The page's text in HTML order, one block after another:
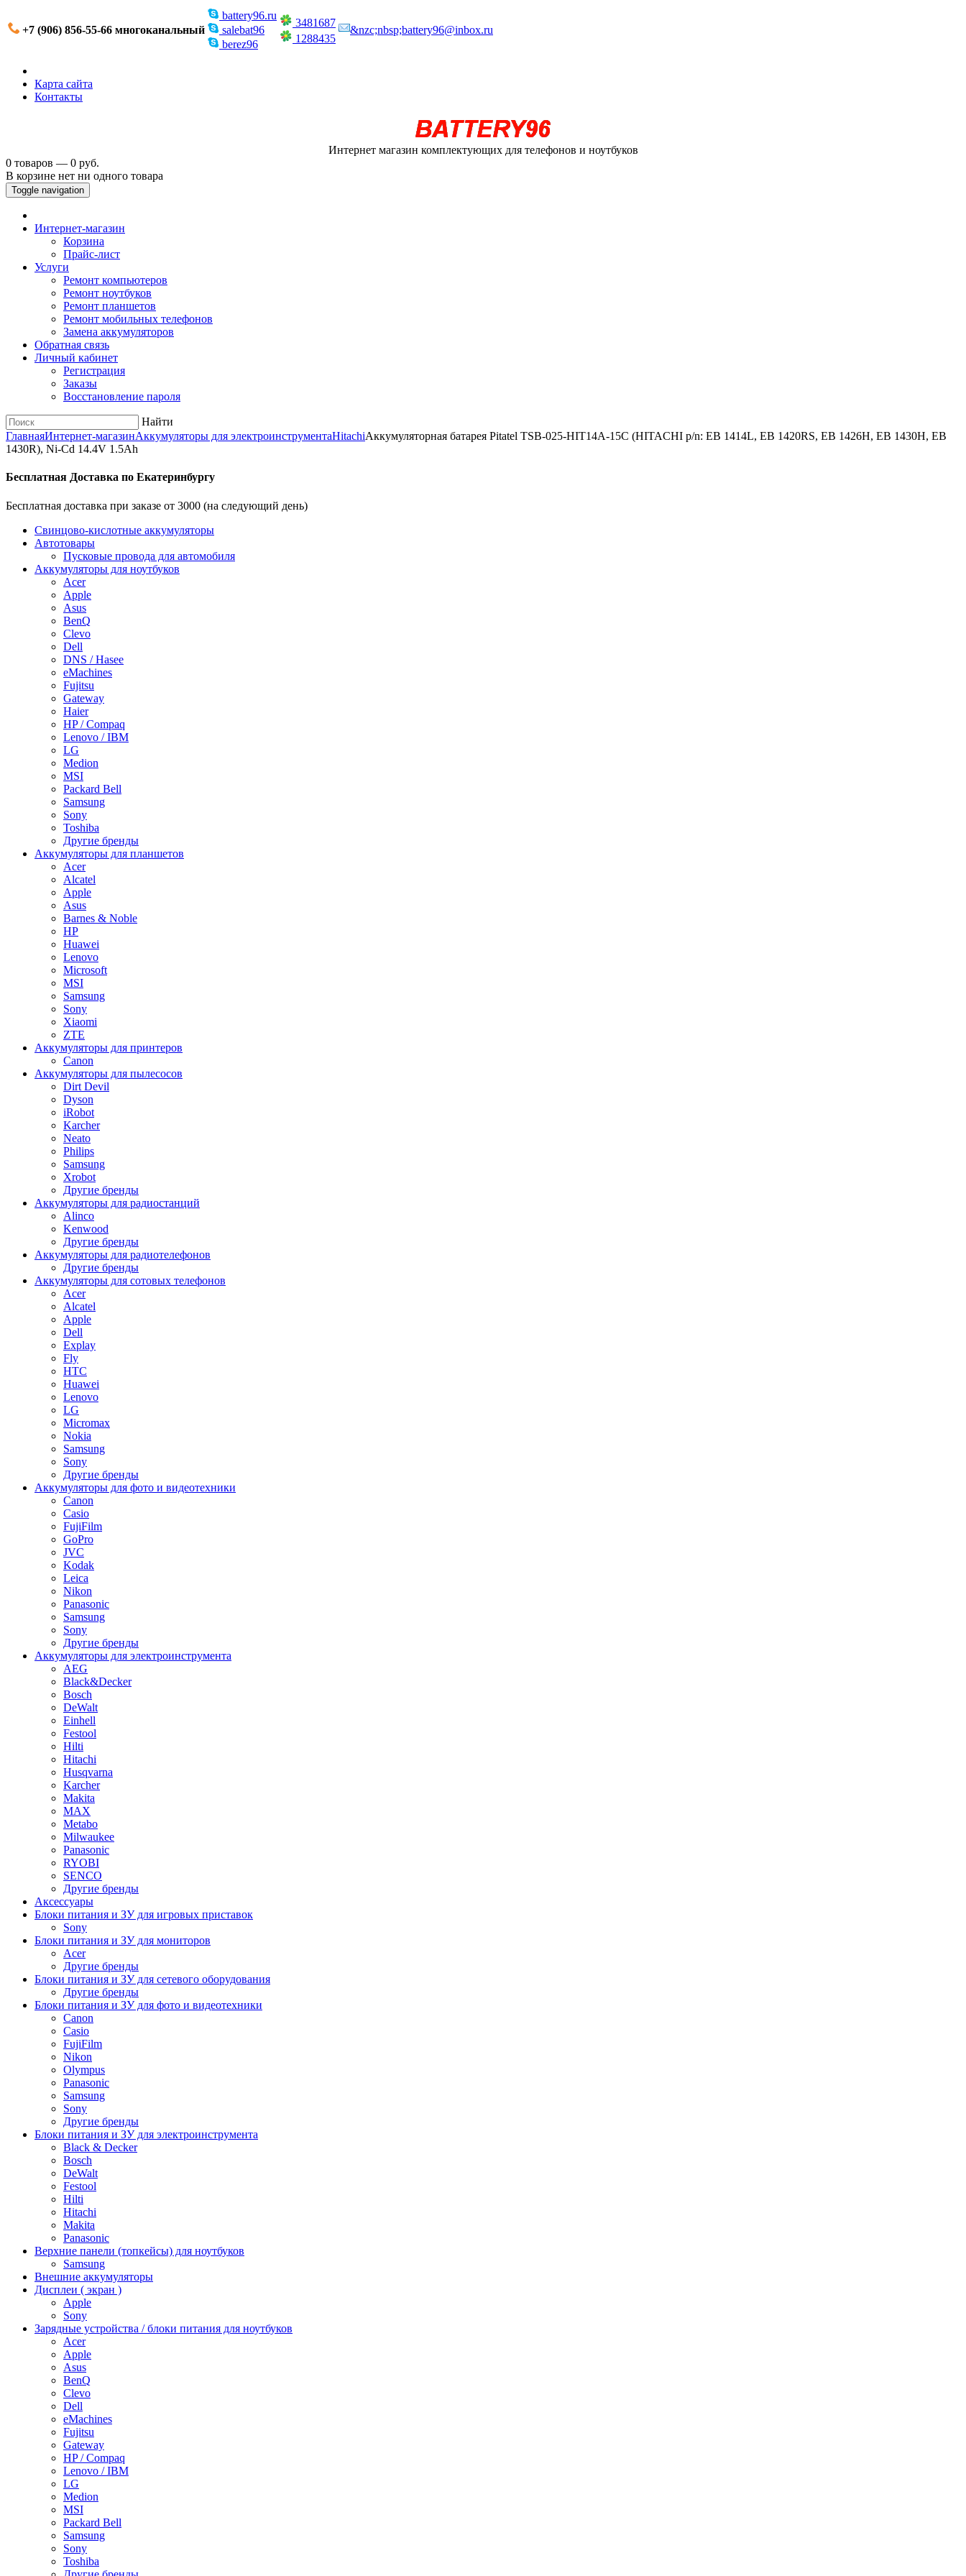
+7 (906) 856-55-66 многоканальный
battery96.ru
salebat96
berez96
3481687
1288435
&nzc;nbsp;battery96@inbox.ru
Карта сайта
Контакты
Интернет магазин комплектующих для телефонов и ноутбуков
0 товаров — 0 руб.
В корзине нет ни одного товара
Toggle navigation
Интернет-магазин
Корзина
Прайс-лист
Услуги
Ремонт компьютеров
Ремонт ноутбуков
Ремонт планшетов
Ремонт мобильных телефонов
Замена аккумуляторов
Обратная связь
Личный кабинет
Регистрация
Заказы
Восстановление пароля
Найти
ГлавнаяИнтернет-магазинАккумуляторы для электроинструментаHitachiАккумуляторная батарея Pitatel TSB-025-HIT14A-15C (HITACHI p/n: EB 1414L, EB 1420RS, EB 1426H, EB 1430H, EB
1430R), Ni-Cd 14.4V 1.5Ah
Бесплатная Доставка по Екатеринбургу
Бесплатная доставка при заказе от 3000 (на следующий день)
Cвинцово-кислотные аккумуляторы
Автотовары
Пусковые провода для автомобиля
Аккумуляторы для ноутбуков
Acer
Apple
Asus
BenQ
Clevo
Dell
DNS / Hasee
eMachines
Fujitsu
Gateway
Haier
HP / Compaq
Lenovo / IBM
LG
Medion
MSI
Packard Bell
Samsung
Sony
Toshiba
Другие бренды
Аккумуляторы для планшетов
Acer
Alcatel
Apple
Asus
Barnes & Noble
HP
Huawei
Lenovo
Microsoft
MSI
Samsung
Sony
Xiaomi
ZTE
Аккумуляторы для принтеров
Canon
Аккумуляторы для пылесосов
Dirt Devil
Dyson
iRobot
Karcher
Neato
Philips
Samsung
Xrobot
Другие бренды
Аккумуляторы для радиостанций
Alinco
Kenwood
Другие бренды
Аккумуляторы для радиотелефонов
Другие бренды
Аккумуляторы для сотовых телефонов
Acer
Alcatel
Apple
Dell
Explay
Fly
HTC
Huawei
Lenovo
LG
Micromax
Nokia
Samsung
Sony
Другие бренды
Аккумуляторы для фото и видеотехники
Canon
Casio
FujiFilm
GoPro
JVC
Kodak
Leica
Nikon
Panasonic
Samsung
Sony
Другие бренды
Аккумуляторы для электроинструмента
AEG
Black&Decker
Bosch
DeWalt
Einhell
Festool
Hilti
Hitachi
Husqvarna
Karcher
Makita
MAX
Metabo
Milwaukee
Panasonic
RYOBI
SENCO
Другие бренды
Аксессуары
Блоки питания и ЗУ для игровых приставок
Sony
Блоки питания и ЗУ для мониторов
Acer
Другие бренды
Блоки питания и ЗУ для сетевого оборудования
Другие бренды
Блоки питания и ЗУ для фото и видеотехники
Canon
Casio
FujiFilm
Nikon
Olympus
Panasonic
Samsung
Sony
Другие бренды
Блоки питания и ЗУ для электроинструмента
Black & Decker
Bosch
DeWalt
Festool
Hilti
Hitachi
Makita
Panasonic
Верхние панели (топкейсы) для ноутбуков
Samsung
Внешние аккумуляторы
Дисплеи ( экран )
Apple
Sony
Зарядные устройства / блоки питания для ноутбуков
Acer
Apple
Asus
BenQ
Clevo
Dell
eMachines
Fujitsu
Gateway
HP / Compaq
Lenovo / IBM
LG
Medion
MSI
Packard Bell
Samsung
Sony
Toshiba